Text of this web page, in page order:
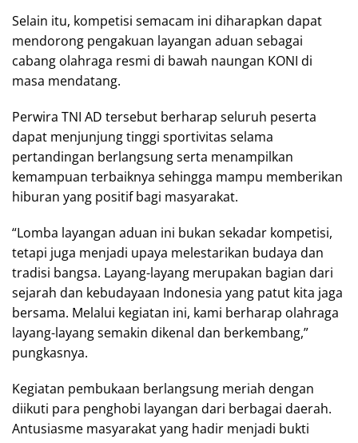
Selain itu, kompetisi semacam ini diharapkan dapat
mendorong pengakuan layangan aduan sebagai
cabang olahraga resmi di bawah naungan KONI di
masa mendatang.
Perwira TNI AD tersebut berharap seluruh peserta
dapat menjunjung tinggi sportivitas selama
pertandingan berlangsung serta menampilkan
kemampuan terbaiknya sehingga mampu memberikan
hiburan yang positif bagi masyarakat.
“Lomba layangan aduan ini bukan sekadar kompetisi,
tetapi juga menjadi upaya melestarikan budaya dan
tradisi bangsa. Layang-layang merupakan bagian dari
sejarah dan kebudayaan Indonesia yang patut kita jaga
bersama. Melalui kegiatan ini, kami berharap olahraga
layang-layang semakin dikenal dan berkembang,”
pungkasnya.
Kegiatan pembukaan berlangsung meriah dengan
diikuti para penghobi layangan dari berbagai daerah.
Antusiasme masyarakat yang hadir menjadi bukti